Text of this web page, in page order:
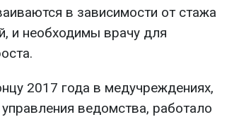
в зависимости от стажа
и необходимы врачу для
2017 года в медучреждениях,
ведомства, работало